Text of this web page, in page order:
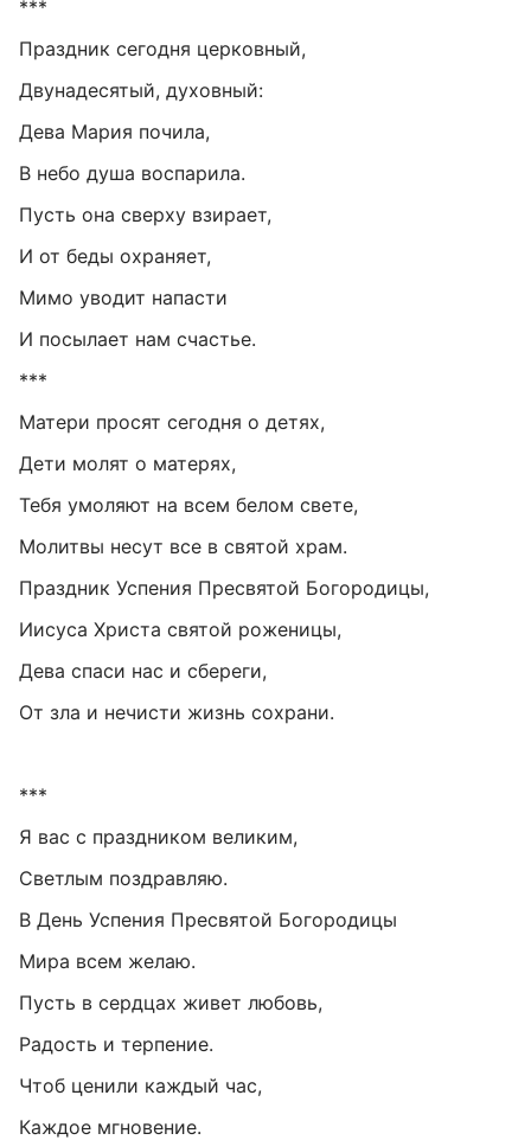
***
Праздник сегодня церковный,
Двунадесятый, духовный:
Дева Мария почила,
В небо душа воспарила.
Пусть она сверху взирает,
И от беды охраняет,
Мимо уводит напасти
И посылает нам счастье.
***
Матери просят сегодня о детях,
Дети молят о матерях,
Тебя умоляют на всем белом свете,
Молитвы несут все в святой храм.
Праздник Успения Пресвятой Богородицы,
Иисуса Христа святой роженицы,
Дева спаси нас и сбереги,
От зла и нечисти жизнь сохрани.
***
Я вас с праздником великим,
Светлым поздравляю.
В День Успения Пресвятой Богородицы
Мира всем желаю.
Пусть в сердцах живет любовь,
Радость и терпение.
Чтоб ценили каждый час,
Каждое мгновение.